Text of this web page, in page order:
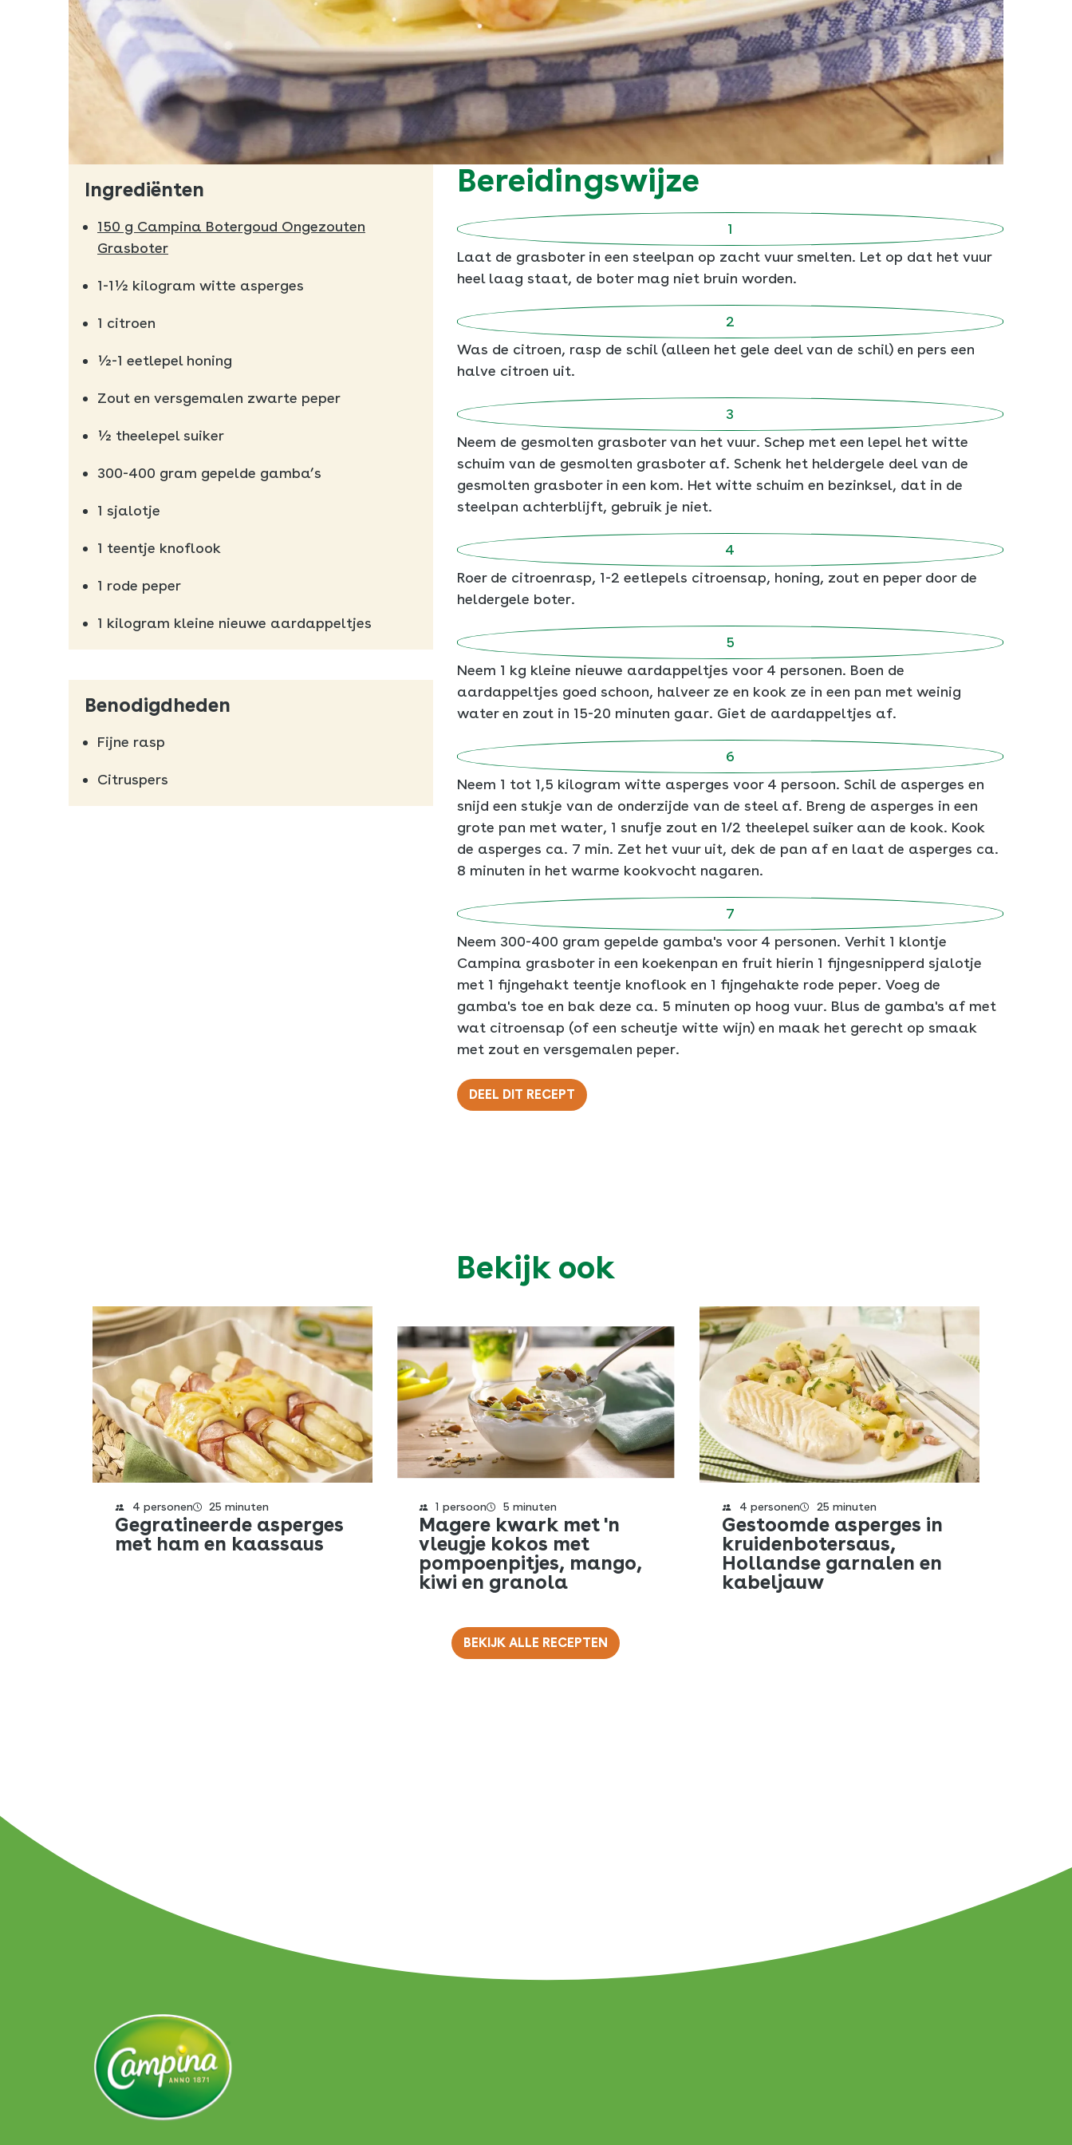
Ingrediënten
150 g Campina Botergoud Ongezouten
Grasboter
1-1½ kilogram witte asperges
1 citroen
½-1 eetlepel honing
Zout en versgemalen zwarte peper
½ theelepel suiker
300-400 gram gepelde gamba’s
1 sjalotje
1 teentje knoflook
1 rode peper
1 kilogram kleine nieuwe aardappeltjes
Benodigdheden
Fijne rasp
Citruspers
Bereidingswijze
Laat de grasboter in een steelpan op zacht vuur smelten. Let op dat het vuur
heel laag staat, de boter mag niet bruin worden.
Was de citroen, rasp de schil (alleen het gele deel van de schil) en pers een
halve citroen uit.
Neem de gesmolten grasboter van het vuur. Schep met een lepel het witte
schuim van de gesmolten grasboter af. Schenk het heldergele deel van de
gesmolten grasboter in een kom. Het witte schuim en bezinksel, dat in de
steelpan achterblijft, gebruik je niet.
Roer de citroenrasp, 1-2 eetlepels citroensap, honing, zout en peper door de
heldergele boter.
Neem 1 kg kleine nieuwe aardappeltjes voor 4 personen. Boen de
aardappeltjes goed schoon, halveer ze en kook ze in een pan met weinig
water en zout in 15-20 minuten gaar. Giet de aardappeltjes af.
Neem 1 tot 1,5 kilogram witte asperges voor 4 persoon. Schil de asperges en
snijd een stukje van de onderzijde van de steel af. Breng de asperges in een
grote pan met water, 1 snufje zout en 1/2 theelepel suiker aan de kook. Kook
de asperges ca. 7 min. Zet het vuur uit, dek de pan af en laat de asperges ca.
8 minuten in het warme kookvocht nagaren.
Neem 300-400 gram gepelde gamba's voor 4 personen. Verhit 1 klontje
Campina grasboter in een koekenpan en fruit hierin 1 fijngesnipperd sjalotje
met 1 fijngehakt teentje knoflook en 1 fijngehakte rode peper. Voeg de
gamba's toe en bak deze ca. 5 minuten op hoog vuur. Blus de gamba's af met
wat citroensap (of een scheutje witte wijn) en maak het gerecht op smaak
met zout en versgemalen peper.
DEEL DIT RECEPT
Kopieer URL
Bekijk ook
4 personen 25 minuten
Gegratineerde asperges
met ham en kaassaus
1 persoon 5 minuten
Magere kwark met 'n
vleugje kokos met
pompoenpitjes, mango,
kiwi en granola
4 personen 25 minuten
Gestoomde asperges in
kruidenbotersaus,
Hollandse garnalen en
kabeljauw
BEKIJK ALLE RECEPTEN
SLUITEN